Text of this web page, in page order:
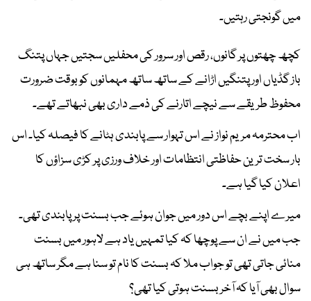
میں گونجتی رہتیں۔
کچھ چھتوں پر گانوں، رقص اور سرور کی محفلیں سجتیں جہاں پتنگ
باز گڈیاں اور پتنگیں اڑانے کے ساتھ ساتھ مہمانوں کو بوقت ضرورت
محفوظ طریقے سے نیچے اتارنے کی ذمے داری بھی نبھاتے تھے۔
اب محترمہ مریم نواز نے اس تہوار سے پابندی ہٹانے کا فیصلہ کیا۔ اس
بار سخت ترین حفاظتی انتظامات اور خلاف ورزی پر کڑی سزاؤں کا
اعلان کیا گیا ہے۔
میرے اپنے بچے اس دور میں جوان ہوئے جب بسنت پر پابندی تھی۔
جب میں نے ان سے پوچھا کہ کیا تمہیں یاد ہے لاہور میں بسنت
منائی جاتی تھی تو جواب ملا کہ بسنت کا نام تو سنا ہے مگر ساتھ ہی
سوال بھی آیا کہ آخر بسنت ہوتی کیا تھی؟